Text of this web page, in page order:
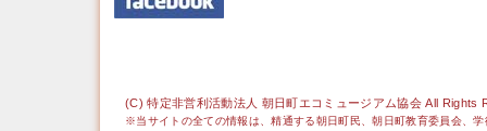
(C) 特定非営利活動法人 朝日町エコミュージアム協会 All Rights
※当サイトの全ての情報は、精通する朝日町民、朝日町教育委員会、